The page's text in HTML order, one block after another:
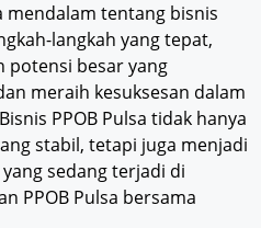
mendalam tentang bisnis
langkah yang tepat,
potensi besar yang
meraih kesuksesan dalam
PPOB Pulsa tidak hanya
stabil, tetapi juga menjadi
sedang terjadi di
PPOB Pulsa bersama